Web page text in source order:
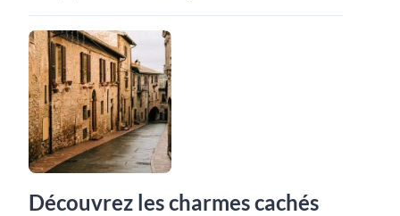
Découvrez les charmes cachés